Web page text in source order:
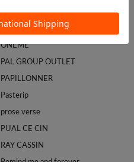
Omekashi
one after another NICE CLAUP
ONEME
PAL GROUP OUTLET
PAPILLONNER
Pasterip
prose verse
PUAL CE CIN
RAY CASSIN